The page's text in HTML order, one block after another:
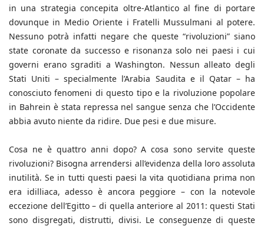
in una strategia concepita oltre-Atlantico al fine di portare
dovunque in Medio Oriente i Fratelli Mussulmani al potere.
Nessuno potrà infatti negare che queste “rivoluzioni” siano
state coronate da successo e risonanza solo nei paesi i cui
governi erano sgraditi a Washington. Nessun alleato degli
Stati Uniti – specialmente l’Arabia Saudita e il Qatar – ha
conosciuto fenomeni di questo tipo e la rivoluzione popolare
in Bahrein è stata repressa nel sangue senza che l’Occidente
abbia avuto niente da ridire. Due pesi e due misure.
Cosa ne è quattro anni dopo? A cosa sono servite queste
rivoluzioni? Bisogna arrendersi all’evidenza della loro assoluta
inutilità. Se in tutti questi paesi la vita quotidiana prima non
era idilliaca, adesso è ancora peggiore – con la notevole
eccezione dell’Egitto – di quella anteriore al 2011: questi Stati
sono disgregati, distrutti, divisi. Le conseguenze di queste